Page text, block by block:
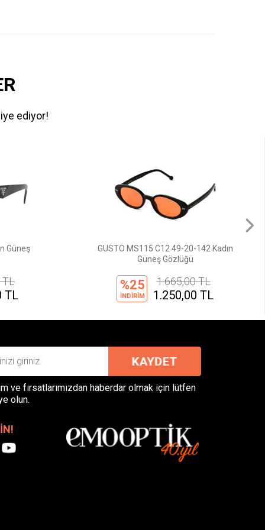
ediyor!
Kadın
GUCCI GG1661S 001 54 16 Kadın
Güneş Gözlüğü
%20
İNDİRİM
23.920,00 TL
19.140,00 TL
ve fırsatlarımızdan haberdar olmak için lütfen
olun.